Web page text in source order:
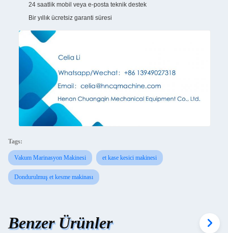
24 saatlik mobil veya e-posta teknik destek
Bir yıllık ücretsiz garanti süresi
Tags:
Vakum Marinasyon Makinesi et kase kesici makinesi
Dondurulmuş et kesme makinası
Benzer Ürünler